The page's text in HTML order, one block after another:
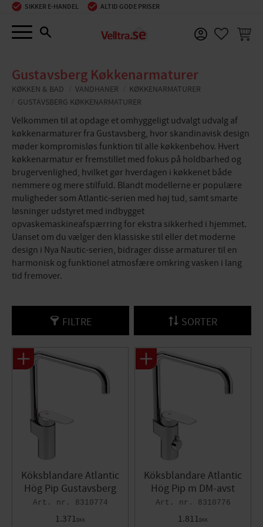
Menu
SIKKER E-HANDEL ALTID GODE PRISER
Gustavsberg Køkkenarmaturer
KØKKEN & BAD VANDHANER
KØKKENARMATURER
GUSTAVSBERG KØKKENARMATURER
Velkommen til at opdage et omhyggeligt udvalgt udvalg af
køkkenarmaturer fra Gustavsberg, hvor skandinavisk design
møder kompromisløs funktion til alle køkkenbehov. Hvert
køkkenarmatur er fremstillet med fokus på holdbarhed og
brugervenlighed, hvilket gør hverdagen i køkkenet både
nemmere og mere stilfuld. Blandt modellerne er populære
muligheder som Atlantic-serien med høj tud, samt smarte
løsninger udstyret med indbygget
opvaskemaskineafspærring for ekstra sikkerhed i hjemmet.
Uanset om du vælger den klassiske stil eller det moderne
design i Nya Nautic-serien, bidrager disse armaturer til en
harmonisk og funktionel atmosfære omkring vasken i lang
tid fremover.
FILTRE SORTER
Köksblandare Atlantic
Hög Pip Gustavsberg
8310774
1.371DKK
Köksblandare Atlantic
Hög Pip m DM-avst
8310776
1.811DKK